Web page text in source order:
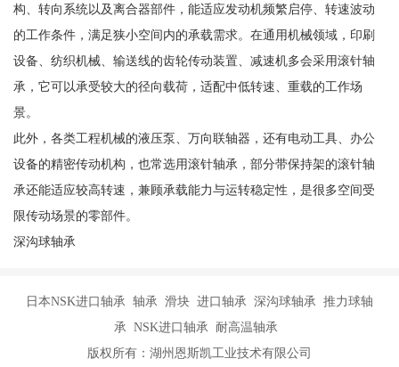
构、转向系统以及离合器部件，能适应发动机频繁启停、转速波动
的工作条件，满足狭小空间内的承载需求。在通用机械领域，印刷
设备、纺织机械、输送线的齿轮传动装置、减速机多会采用滚针轴
承，它可以承受较大的径向载荷，适配中低转速、重载的工作场
景。
此外，各类工程机械的液压泵、万向联轴器，还有电动工具、办公
设备的精密传动机构，也常选用滚针轴承，部分带保持架的滚针轴
承还能适应较高转速，兼顾承载能力与运转稳定性，是很多空间受
限传动场景的零部件。
深沟球轴承
日本NSK进口轴承 轴承 滑块 进口轴承 深沟球轴承 推力球轴
承 NSK进口轴承 耐高温轴承
版权所有：湖州恩斯凯工业技术有限公司